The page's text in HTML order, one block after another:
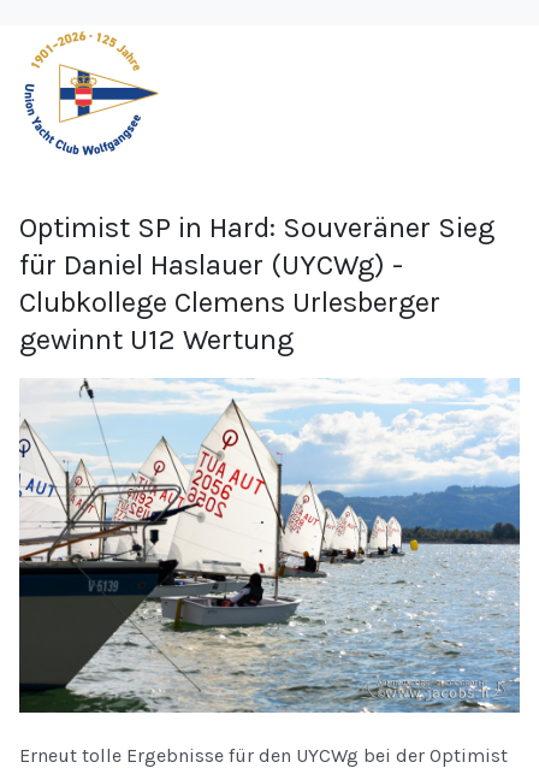
Optimist SP in Hard: Souveräner Sieg
für Daniel Haslauer (UYCWg) -
Clubkollege Clemens Urlesberger
gewinnt U12 Wertung
Erneut tolle Ergebnisse für den UYCWg bei der Optimist